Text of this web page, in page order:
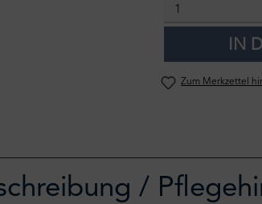
IN
Zum Merkzettel
/